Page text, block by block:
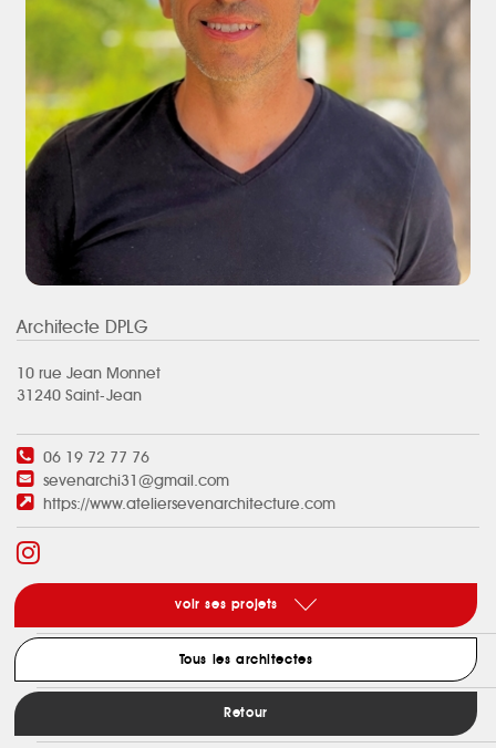
Architecte DPLG
10 rue Jean Monnet
31240 Saint-Jean
06 19 72 77 76
sevenarchi31@gmail.com
https://www.ateliersevenarchitecture.com
voir ses projets
Tous les architectes
Retour